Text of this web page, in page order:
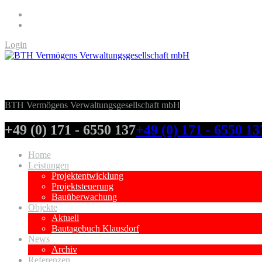
Login
BTH Vermögens Verwaltungsgesellschaft mbH
+49 (0) 171 - 6550 137+49 (0) 171 - 6550
Home
Leistungen
Projektentwicklung
Projektsteuerung
Bauüberwachung
Objekte
Aktuell
Bautagebuch Klausdorf
News
Archiv
Referenzen